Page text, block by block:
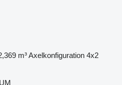
m³Axelkonfiguration 4x2